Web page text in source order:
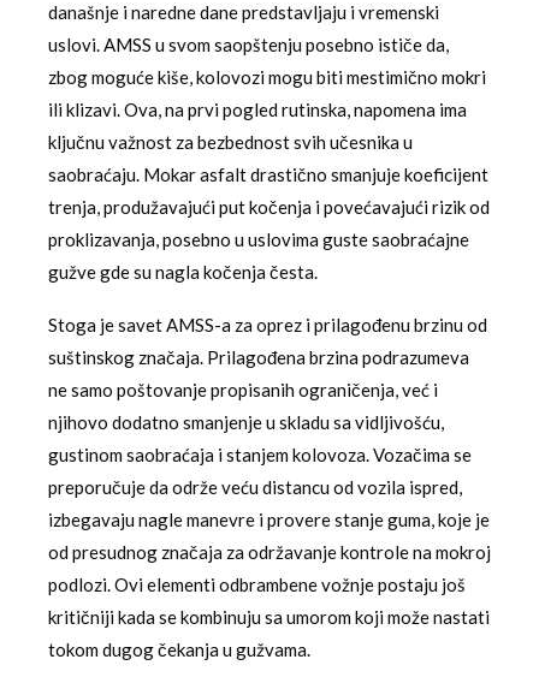
današnje i naredne dane predstavljaju i vremenski
uslovi. AMSS u svom saopštenju posebno ističe da,
zbog moguće kiše, kolovozi mogu biti mestimično mokri
ili klizavi. Ova, na prvi pogled rutinska, napomena ima
ključnu važnost za bezbednost svih učesnika u
saobraćaju. Mokar asfalt drastično smanjuje koeficijent
trenja, produžavajući put kočenja i povećavajući rizik od
proklizavanja, posebno u uslovima guste saobraćajne
gužve gde su nagla kočenja česta.
Stoga je savet AMSS-a za oprez i prilagođenu brzinu od
suštinskog značaja. Prilagođena brzina podrazumeva
ne samo poštovanje propisanih ograničenja, već i
njihovo dodatno smanjenje u skladu sa vidljivošću,
gustinom saobraćaja i stanjem kolovoza. Vozačima se
preporučuje da održe veću distancu od vozila ispred,
izbegavaju nagle manevre i provere stanje guma, koje je
od presudnog značaja za održavanje kontrole na mokroj
podlozi. Ovi elementi odbrambene vožnje postaju još
kritičniji kada se kombinuju sa umorom koji može nastati
tokom dugog čekanja u gužvama.